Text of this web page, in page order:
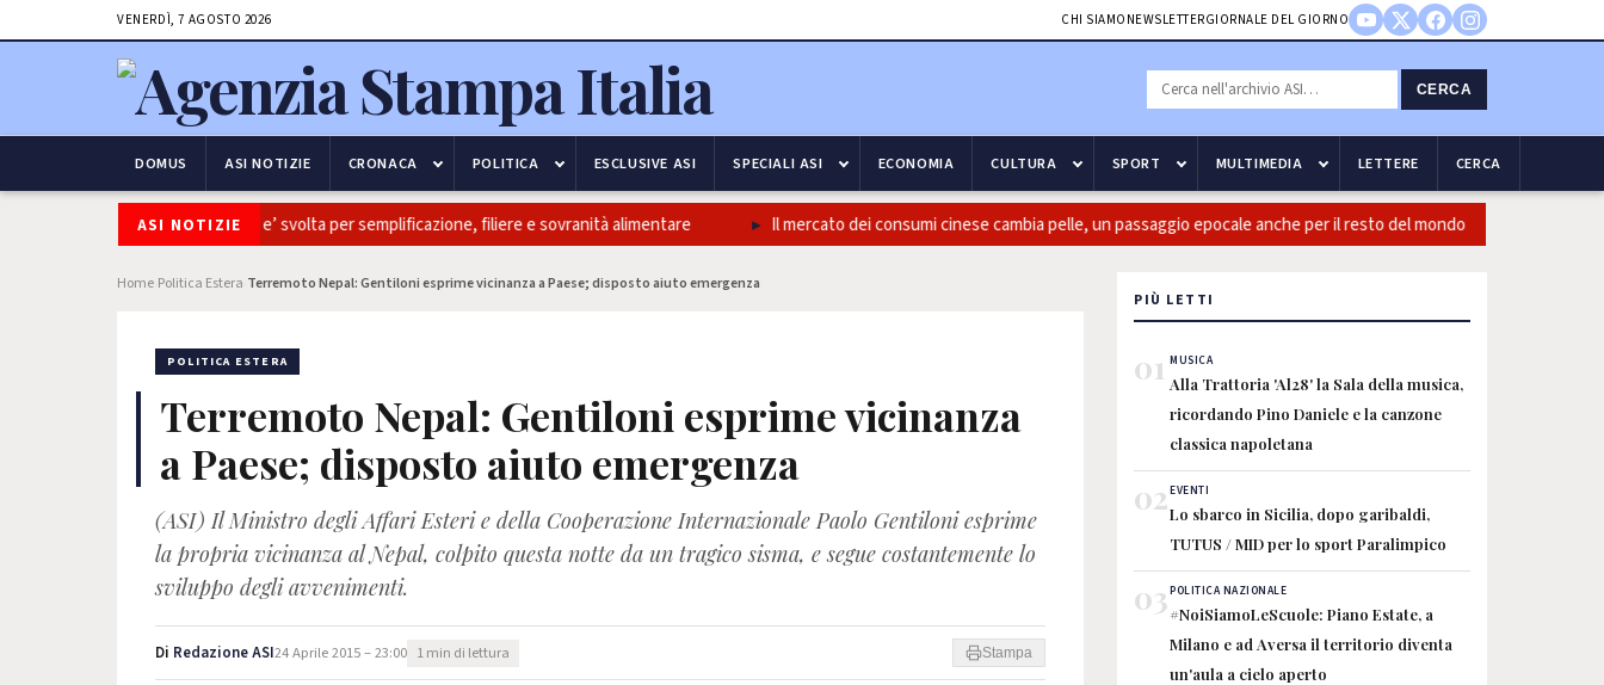
VENERDÌ, 7 AGOSTO 2026 CHI SIAMO NEWSLETTERGIORNALE DEL GIORNO
CERCA
DOMUS ASI NOTIZIE CRONACA POLITICA ESCLUSIVE ASI SPECIALI ASI ECONOMIA CULTURA SPORT MULTIMEDIA LETTERE CERCA
ASI NOTIZIE
Coldiretti, ok Camera e’ svolta per semplificazione, filiere e sovranità alimentare Il mercato dei consumi cinese cambia pelle, un passaggio epocale anche per il resto del mondo
Home Politica Estera Terremoto Nepal: Gentiloni esprime vicinanza a Paese; disposto aiuto emergenza
POLITICA ESTERA
Terremoto Nepal: Gentiloni esprime vicinanza
a Paese; disposto aiuto emergenza
(ASI) Il Ministro degli Affari Esteri e della Cooperazione Internazionale Paolo Gentiloni esprime
la propria vicinanza al Nepal, colpito questa notte da un tragico sisma, e segue costantemente lo
sviluppo degli avvenimenti.
Di Redazione ASI24 Aprile 2015 – 23:00 1 min di lettura Stampa
PIÙ LETTI
01 MUSICA
Alla Trattoria 'Al28' la Sala della musica,
ricordando Pino Daniele e la canzone
classica napoletana
02EVENTI
Lo sbarco in Sicilia, dopo garibaldi,
TUTUS / MID per lo sport Paralimpico
03POLITICA NAZIONALE
#NoiSiamoLeScuole: Piano Estate, a
Milano e ad Aversa il territorio diventa
un'aula a cielo aperto